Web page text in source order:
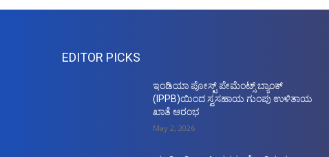
EDITOR PICKS
ಇಂಡಿಯಾ ಪೋಸ್ಟ್ ಪೇಮೆಂಟ್ಸ್ ಬ್ಯಾಂಕ್
(IPPB)ಯಿಂದ ಸ್ವಸಹಾಯ ಗುಂಪು ಉಳಿತಾಯ
ಖಾತೆ ಆರಂಭ
May 2, 2026